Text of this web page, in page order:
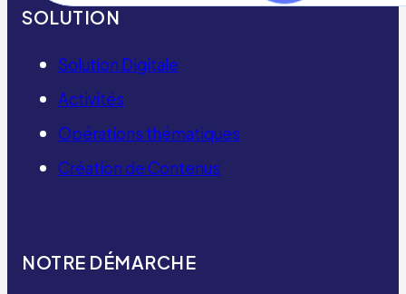
SOLUTION
Solution Digitale
Activités
Opérations thématiques
Création de Contenus
NOTRE DÉMARCHE